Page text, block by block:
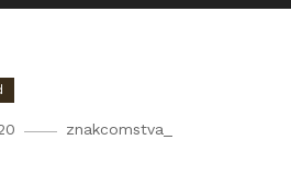
znakcomstva_